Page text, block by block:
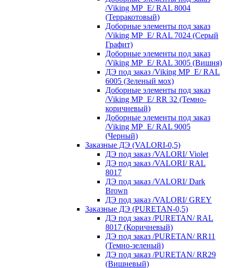
/Viking MP_E/ RAL 8004
(Терракотовый)
Доборные элементы под заказ
/Viking MP_E/ RAL 7024 (Серый
Графит)
Доборные элементы под заказ
/Viking MP_E/ RAL 3005 (Вишня)
ДЭ под заказ /Viking MP_E/ RAL
6005 (Зеленый мох)
Доборные элементы под заказ
/Viking MP_E/ RR 32 (Темно-
коричневый)
Доборные элементы под заказ
/Viking MP_E/ RAL 9005
(Черный)
Заказные ДЭ (VALORI-0,5)
ДЭ под заказ /VALORI/ Violet
ДЭ под заказ /VALORI/ RAL
8017
ДЭ под заказ /VALORI/ Dark
Brown
ДЭ под заказ /VALORI/ GREY
Заказные ДЭ (PURETAN-0,5)
ДЭ под заказ /PURETAN/ RAL
8017 (Коричневый)
ДЭ под заказ /PURETAN/ RR11
(Темно-зеленый)
ДЭ под заказ /PURETAN/ RR29
(Вишневый)